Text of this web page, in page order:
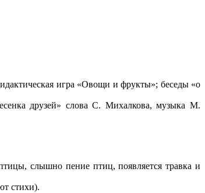
игра «Овощи и фрукты»; беседы «о
друзей» слова С. Михалкова, музыка М.
слышно пение птиц, появляется травка и
стихи).